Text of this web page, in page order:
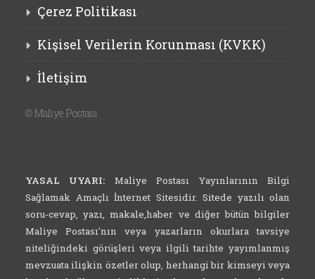
Çerez Politikası
Kişisel Verilerin Korunması (KVKK)
İletişim
©Maliye Postası
YASAL UYARI: Maliye Postası Yayınlarının Bilgi
Sağlamak Amaçlı İnternet Sitesidir. Sitede yazılı olan
soru-cevap, yazı, makale,haber ve diğer bütün bilgiler
Maliye Postası'nın veya yazarların okurlara tavsiye
niteliğindeki görüşleri veya ilgili tarihte yayımlanmış
mevzuata ilişkin özetler olup, herhangi bir kimseyi veya